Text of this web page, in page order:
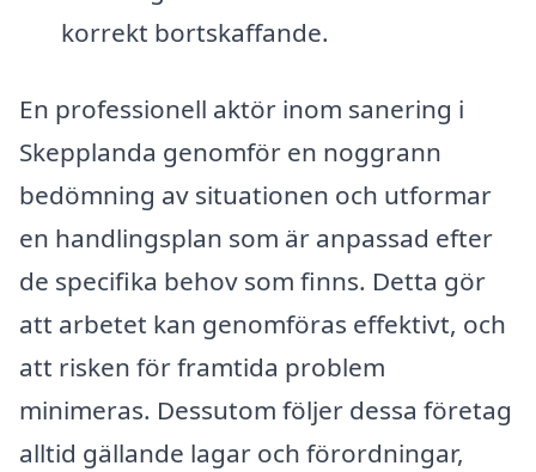
korrekt bortskaffande.
En professionell aktör inom sanering i
Skepplanda genomför en noggrann
bedömning av situationen och utformar
en handlingsplan som är anpassad efter
de specifika behov som finns. Detta gör
att arbetet kan genomföras effektivt, och
att risken för framtida problem
minimeras. Dessutom följer dessa företag
alltid gällande lagar och förordningar,